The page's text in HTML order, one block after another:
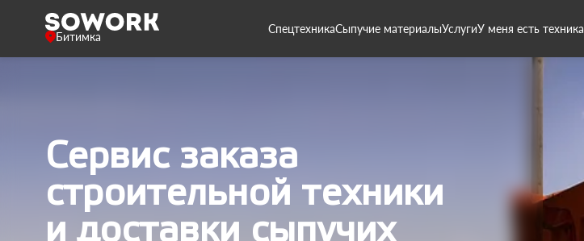
Битимка
СпецтехникаСыпучие материалыУслугиУ меня есть техника
Сервис заказа
строительной техники
и доставки сыпучих